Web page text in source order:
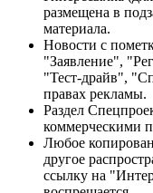
размещена в
материала.
Новости с
"Заявление",
"Тест-драйв",
правах рекламы.
Раздел
коммерческими
Любое
другое
ссылку на